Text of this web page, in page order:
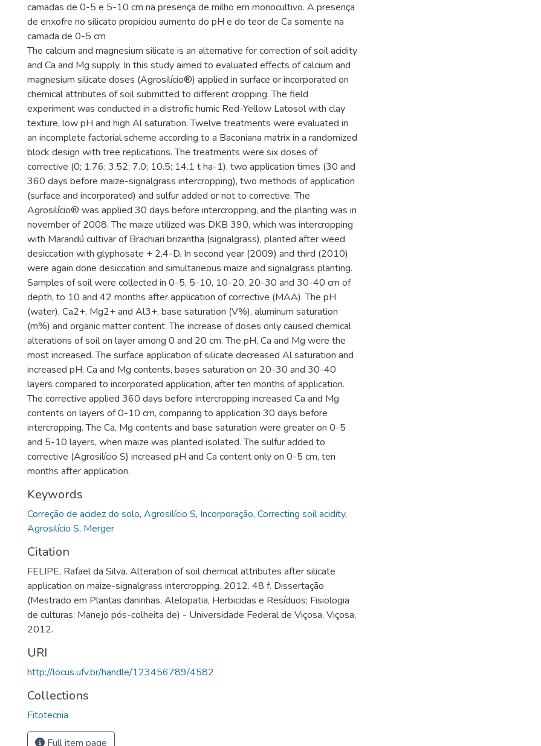
camadas de 0-5 e 5-10 cm na presença de milho em monocultivo. A presença
de enxofre no silicato propiciou aumento do pH e do teor de Ca somente na
camada de 0-5 cm
The calcium and magnesium silicate is an alternative for correction of soil acidity
and Ca and Mg supply. In this study aimed to evaluated effects of calcium and
magnesium silicate doses (Agrosilício®) applied in surface or incorporated on
chemical attributes of soil submitted to different cropping. The field
experiment was conducted in a distrofic humic Red-Yellow Latosol with clay
texture, low pH and high Al saturation. Twelve treatments were evaluated in
an incomplete factorial scheme according to a Baconiana matrix in a randomized
block design with tree replications. The treatments were six doses of
corrective (0; 1.76; 3.52; 7.0; 10.5; 14.1 t ha-1), two application times (30 and
360 days before maize-signalgrass intercropping), two methods of application
(surface and incorporated) and sulfur added or not to corrective. The
Agrosilício® was applied 30 days before intercropping, and the planting was in
november of 2008. The maize utilized was DKB 390, which was intercropping
with Marandú cultivar of Brachiari brizantha (signalgrass), planted after weed
desiccation with glyphosate + 2,4-D. In second year (2009) and third (2010)
were again done desiccation and simultaneous maize and signalgrass planting.
Samples of soil were collected in 0-5, 5-10, 10-20, 20-30 and 30-40 cm of
depth, to 10 and 42 months after application of corrective (MAA). The pH
(water), Ca2+, Mg2+ and Al3+, base saturation (V%), aluminum saturation
(m%) and organic matter content. The increase of doses only caused chemical
alterations of soil on layer among 0 and 20 cm. The pH, Ca and Mg were the
most increased. The surface application of silicate decreased Al saturation and
increased pH, Ca and Mg contents, bases saturation on 20-30 and 30-40
layers compared to incorporated application, after ten months of application.
The corrective applied 360 days before intercropping increased Ca and Mg
contents on layers of 0-10 cm, comparing to application 30 days before
intercropping. The Ca, Mg contents and base saturation were greater on 0-5
and 5-10 layers, when maize was planted isolated. The sulfur added to
corrective (Agrosilício S) increased pH and Ca content only on 0-5 cm, ten
months after application.
Keywords
Correção de acidez do solo, Agrosilício S, Incorporação, Correcting soil acidity,
Agrosilício S, Merger
Citation
FELIPE, Rafael da Silva. Alteration of soil chemical attributes after silicate
application on maize-signalgrass intercropping. 2012. 48 f. Dissertação
(Mestrado em Plantas daninhas, Alelopatia, Herbicidas e Resíduos; Fisiologia
de culturas; Manejo pós-colheita de) - Universidade Federal de Viçosa, Viçosa,
2012.
URI
http://locus.ufv.br/handle/123456789/4582
Collections
Fitotecnia
Full item page